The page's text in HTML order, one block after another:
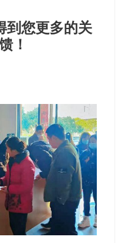
到您更多的关
！